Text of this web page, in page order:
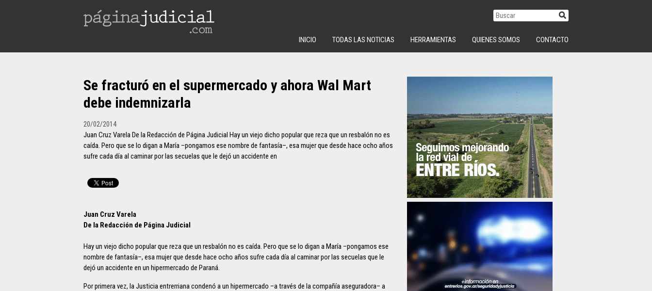
INICIO TODAS LAS NOTICIAS HERRAMIENTAS QUIENES SOMOS CONTACTO
Se fracturó en el supermercado y ahora Wal Mart
debe indemnizarla
20/02/2014
Juan Cruz Varela De la Redacción de Página Judicial Hay un viejo dicho popular que reza que un resbalón no es
caída. Pero que se lo digan a María –pongamos ese nombre de fantasía–, esa mujer que desde hace ocho años
sufre cada día al caminar por las secuelas que le dejó un accidente en
Juan Cruz Varela
De la Redacción de Página Judicial
Hay un viejo dicho popular que reza que un resbalón no es caída. Pero que se lo digan a María –pongamos ese
nombre de fantasía–, esa mujer que desde hace ocho años sufre cada día al caminar por las secuelas que le
dejó un accidente en un hipermercado de Paraná.
Por primera vez, la Justicia entrerriana condenó a un hipermercado –a través de la compañía aseguradora– a